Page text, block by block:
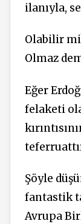
ilanıyla,
Olabilir
Olmaz
Eğer
felaketi
Şöyle
fantastik
Avrupa